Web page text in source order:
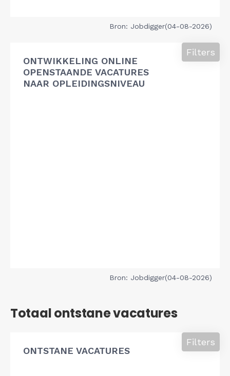
Bron: Jobdigger(04-08-2026)
ONTWIKKELING ONLINE
OPENSTAANDE VACATURES
NAAR OPLEIDINGSNIVEAU
Filters
Bron: Jobdigger(04-08-2026)
Totaal ontstane vacatures
ONTSTANE VACATURES
Filters